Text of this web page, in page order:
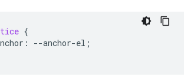
{
: --anchor-el ;